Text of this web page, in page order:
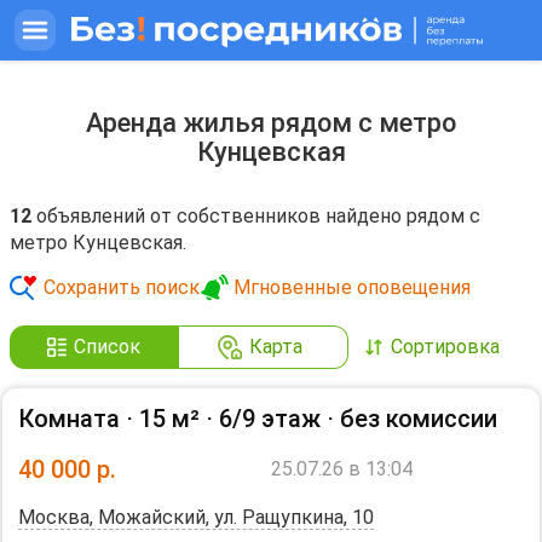
Аренда жилья рядом с метро
Кунцевская
12 объявлений от собственников найдено рядом с
метро Кунцевская.
Сохранить поиск
Мгновенные оповещения
Список Карта Сортировка
Комната ⋅ 15 м² ⋅ 6/9 этаж ⋅ без комиссии
40 000 р. 25.07.26 в 13:04
Москва, Можайский, ул. Ращупкина, 10